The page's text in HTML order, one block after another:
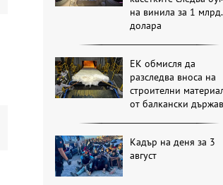
на винила за 1 млрд.
долара
ЕК обмисля да
разследва вноса на
строителни
от балкански
Кадър на деня за 3
август